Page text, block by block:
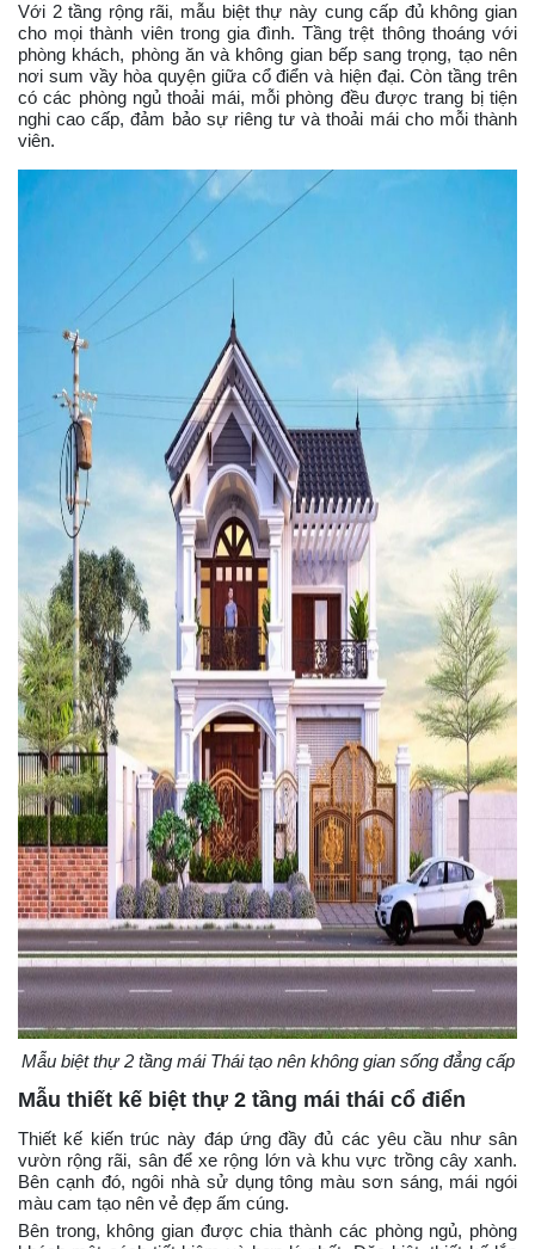
Với 2 tầng rộng rãi, mẫu biệt thự này cung cấp đủ không gian
cho mọi thành viên trong gia đình. Tầng trệt thông thoáng với
phòng khách, phòng ăn và không gian bếp sang trọng, tạo nên
nơi sum vầy hòa quyện giữa cổ điển và hiện đại. Còn tầng trên
có các phòng ngủ thoải mái, mỗi phòng đều được trang bị tiện
nghi cao cấp, đảm bảo sự riêng tư và thoải mái cho mỗi thành
viên.
Mẫu biệt thự 2 tầng mái Thái tạo nên không gian sống đẳng cấp
Mẫu thiết kế biệt thự 2 tầng mái thái cổ điển
Thiết kế kiến trúc này đáp ứng đầy đủ các yêu cầu như sân
vườn rộng rãi, sân để xe rộng lớn và khu vực trồng cây xanh.
Bên cạnh đó, ngôi nhà sử dụng tông màu sơn sáng, mái ngói
màu cam tạo nên vẻ đẹp ấm cúng.
Bên trong, không gian được chia thành các phòng ngủ, phòng